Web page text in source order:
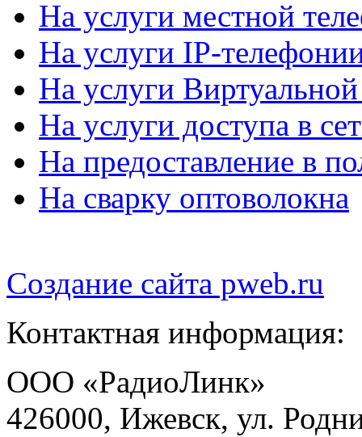
На услуги местной
На услуги IP-
На услуги
На услуги доступа в
На предоставление в
На сварку оптоволокна
Создание сайта pweb.ru
Контактная информация:
ООО «РадиоЛинк»
426000, Ижевск, ул.